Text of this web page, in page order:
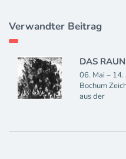
Verwandter Beitrag
DAS
06. Mai –
Bochum
aus der